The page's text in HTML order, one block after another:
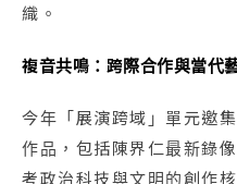
織。
複音共鳴：跨際合作與當代
今年「展演跨域」單元邀
作品，包括陳界仁最新錄
考政治科技與文明的創作